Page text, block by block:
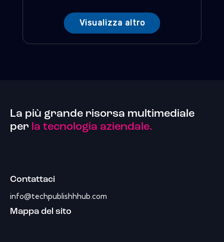
Visualizza altro
La più grande risorsa multimediale
per la tecnologia aziendale.
Contattaci
info@techpublishhhub.com
Mappa del sito